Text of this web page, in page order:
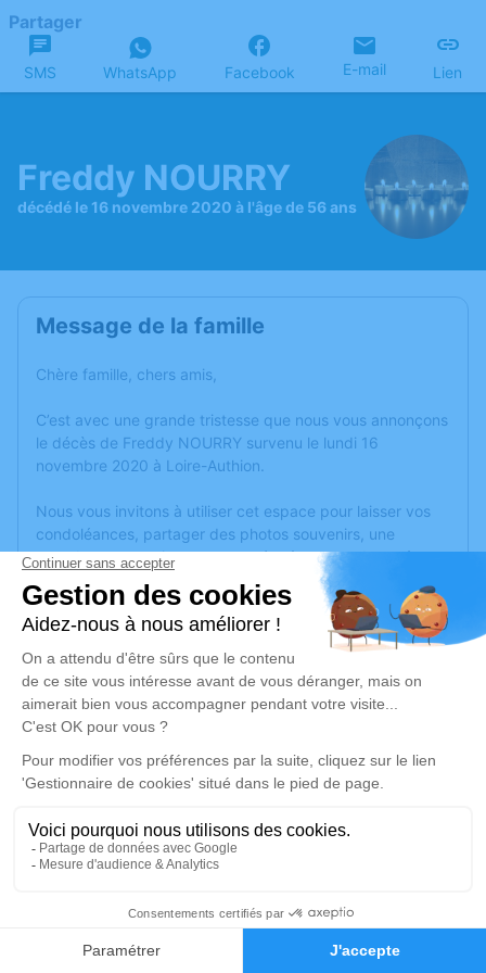
Faire-part Hommages
Partager
SMS WhatsApp Facebook E-mail Lien
Freddy NOURRY
décédé le 16 novembre 2020 à l'âge de 56 ans
Message de la famille
Chère famille, chers amis,
C’est avec une grande tristesse que nous vous annonçons
le décès de Freddy NOURRY survenu le lundi 16
novembre 2020 à Loire-Authion.
Nous vous invitons à utiliser cet espace pour laisser vos
condoléances, partager des photos souvenirs, une
anecdote ou exprimer vos pensées à travers des poèmes
ou des textes. Cet endroit est un lieu d'expression dédié à
honorer la mémoire de Freddy NOURRY.
Un service de plantation d’arbre hommage estdisponible
vendredi 20 novembre 2020 à 14h45
Crématorium de Montreuil-Juigné
Avenue des Poiriers